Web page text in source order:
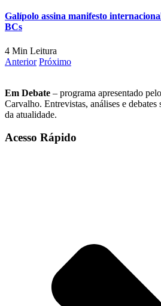
Galípolo assina manifesto
BCs
4 Min Leitura
Anterior Próximo
Em Debate – programa apresentado
Carvalho. Entrevistas, análises e debates
da atualidade.
Acesso Rápido